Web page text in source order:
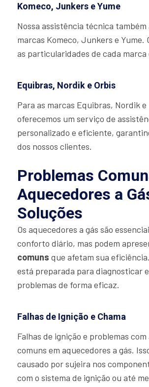
Komeco, Junkers e Yume
Nossa assistência técnica também
marcas Komeco, Junkers e Yume.
as particularidades de cada marca
Equibras, Nordik e Orbis
Para as marcas Equibras, Nordik e
oferecemos um serviço de
personalizado e eficiente,
dos nossos clientes.
Problemas
Aquecedores a
Soluções
Os aquecedores a gás são
conforto diário, mas podem
comuns que afetam sua
está preparada para diagnosticar
problemas de forma eficaz.
Falhas de Ignição e Chama
Falhas de ignição e problemas com
comuns em aquecedores a gás.
causado por sujeira nos
com o sistema de ignição ou até